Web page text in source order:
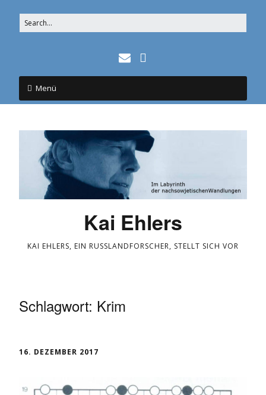
Menü
Kai Ehlers
KAI EHLERS, EIN RUSSLANDFORSCHER, STELLT SICH VOR
Schlagwort: Krim
16. DEZEMBER 2017